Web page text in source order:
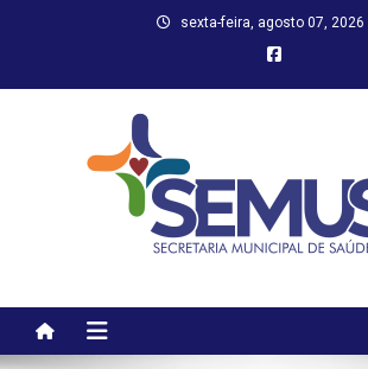
sexta-feira, agosto 07, 2026